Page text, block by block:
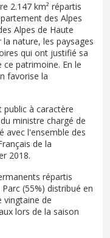
2.147 km² répartis
des Alpes
Alpes de Haute
nature, les paysages
qui ont justifié sa
patrimoine. En le
favorise la
à caractère
ministre chargé de
avec l'ensemble des
de la
2018.
répartis
(55%) distribué en
vingtaine de
lors de la saison